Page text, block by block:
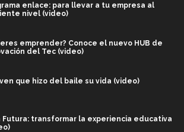
enlace: para llevar a tu empresa al
nivel (video)
emprender? Conoce el nuevo HUB de
del Tec (video)
que hizo del baile su vida (video)
Futura: transformar la experiencia educativa